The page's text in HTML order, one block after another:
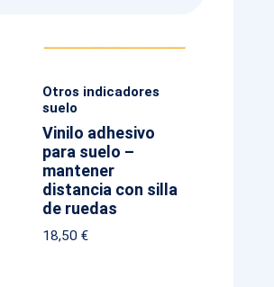
Otros indicadores
suelo
Vinilo adhesivo
para suelo –
mantener
distancia con silla
de ruedas
18,50€